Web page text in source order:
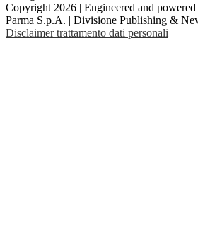
Copyright 2026 | Engineered and
Parma S.p.A. | Divisione Publishing &
Disclaimer trattamento dati personali